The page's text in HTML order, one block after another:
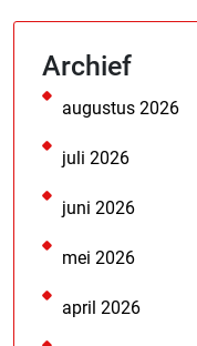
Archief
augustus 2026
juli 2026
juni 2026
mei 2026
april 2026